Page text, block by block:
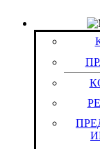
Товар:
Код товара: 7484